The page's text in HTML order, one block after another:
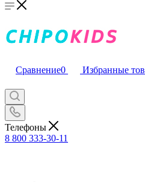
Сравнение0 Избранные
Телефоны
8 800 333-30-11